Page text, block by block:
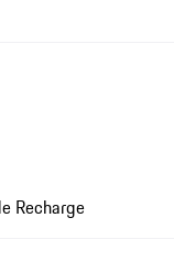
Recharge